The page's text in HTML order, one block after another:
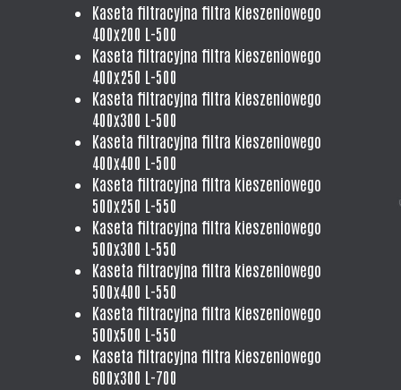
Kaseta filtracyjna filtra kieszeniowego
400x200 L-500
Kaseta filtracyjna filtra kieszeniowego
400x250 L-500
Kaseta filtracyjna filtra kieszeniowego
400x300 L-500
Kaseta filtracyjna filtra kieszeniowego
400x400 L-500
Kaseta filtracyjna filtra kieszeniowego
500x250 L-550
Kaseta filtracyjna filtra kieszeniowego
500x300 L-550
Kaseta filtracyjna filtra kieszeniowego
500x400 L-550
Kaseta filtracyjna filtra kieszeniowego
500x500 L-550
Kaseta filtracyjna filtra kieszeniowego
600x300 L-700